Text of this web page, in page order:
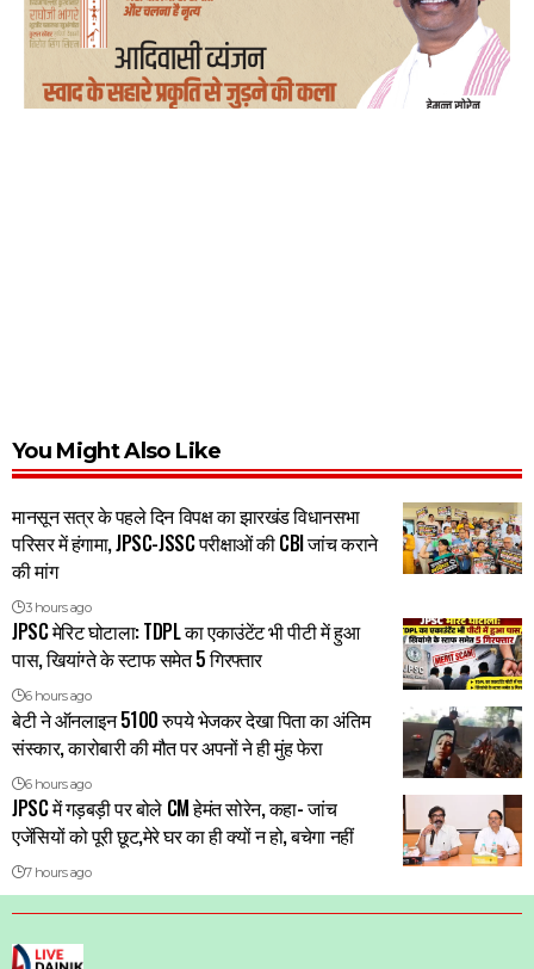
You Might Also Like
मानसून सत्र के पहले दिन विपक्ष का झारखंड विधानसभा
परिसर में हंगामा, JPSC-JSSC परीक्षाओं की CBI जांच कराने
की मांग
3 hours ago
JPSC मेरिट घोटाला: TDPL का एकाउंटेंट भी पीटी में हुआ
पास, खियांग्ते के स्टाफ समेत 5 गिरफ्तार
6 hours ago
बेटी ने ऑनलाइन 5100 रुपये भेजकर देखा पिता का अंतिम
संस्कार, कारोबारी की मौत पर अपनों ने ही मुंह फेरा
6 hours ago
JPSC में गड़बड़ी पर बोले CM हेमंत सोरेन, कहा- जांच
एजेंसियों को पूरी छूट,मेरे घर का ही क्यों न हो, बचेगा नहीं
7 hours ago